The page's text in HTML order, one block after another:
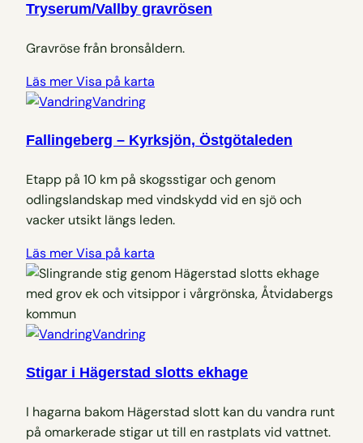
Tryserum/Vallby gravrösen
Gravröse från bronsåldern.
Läs merVisa på karta
Vandring
Fallingeberg – Kyrksjön, Östgötaleden
Etapp på 10 km på skogsstigar och genom
odlingslandskap med vindskydd vid en sjö och
vacker utsikt längs leden.
Läs merVisa på karta
Vandring
Stigar i Hägerstad slotts ekhage
I hagarna bakom Hägerstad slott kan du vandra runt
på omarkerade stigar ut till en rastplats vid vattnet.